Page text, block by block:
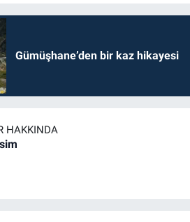
Gümüşhane’den bir kaz hikayesi
HAKKINDA